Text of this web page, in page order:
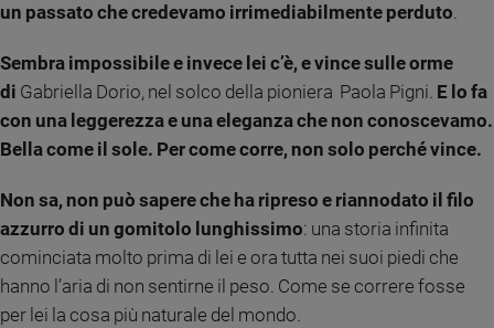
educazione
Genitori
e
giovani
Adolescenza
Bioetica
un passato che credevamo irrimediabilmente perduto.
Sembra impossibile e invece lei c’è, e vince sulle orme
di Gabriella Dorio, nel solco della pioniera Paola Pigni. E lo fa
con una leggerezza e una eleganza che non conoscevamo.
Bella come il sole. Per come corre, non solo perché vince.
Non sa, non può sapere che ha ripreso e riannodato il filo
azzurro di un gomitolo lunghissimo: una storia infinita
cominciata molto prima di lei e ora tutta nei suoi piedi che
hanno l’aria di non sentirne il peso. Come se correre fosse
per lei la cosa più naturale del mondo.